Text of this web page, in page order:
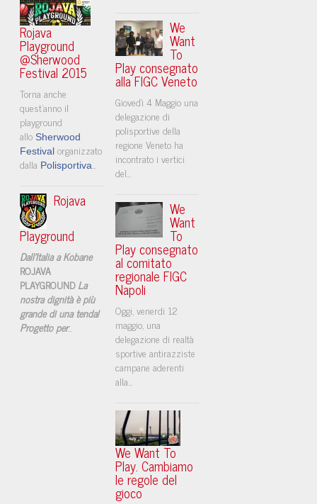
Rojava
Playground
@Sherwood
Festival 2015
Torna anche
quest'anno il
playground
allo Sherwood
Festival organizzato
dalla Polisportiva...
Rojava
Playground
Dall'Italia a Kobane
ROJAVA
PLAYGROUND La
nostra dignità è più
grande di una tenda!
Progetto per...
We
Want
To
Play consegnato
alla FIGC Veneto
Giovedì 4 Maggio una
delegazione di
polisportive della
regione Veneto ha
incontrato i vertici
del...
We
Want
To
Play consegnato
al comitato
regionale FIGC
Napoli
​Oggi, venerdi 12
maggio, una
delegazione di realtà
sportive antirazziste
campane aderenti
alla...
We Want To
Play. Cambiamo
le regole del
gioco